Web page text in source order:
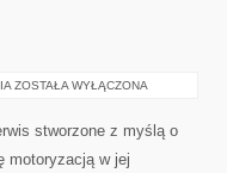
TREŚCI
ZOSTAŁA WYŁĄCZONA
stworzone z myślą o
motoryzacją w jej